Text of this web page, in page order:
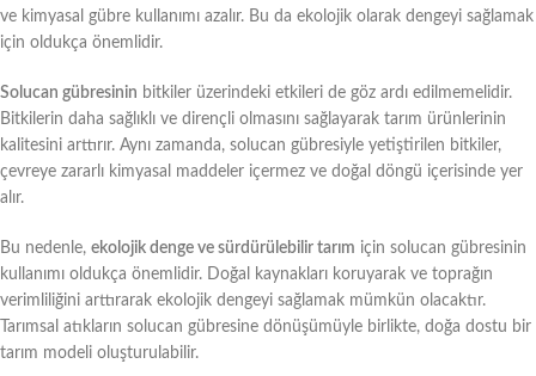
ve kimyasal gübre kullanımı azalır. Bu da ekolojik olarak dengeyi sağlamak
için oldukça önemlidir.
Solucan gübresinin bitkiler üzerindeki etkileri de göz ardı edilmemelidir.
Bitkilerin daha sağlıklı ve dirençli olmasını sağlayarak tarım ürünlerinin
kalitesini arttırır. Aynı zamanda, solucan gübresiyle yetiştirilen bitkiler,
çevreye zararlı kimyasal maddeler içermez ve doğal döngü içerisinde yer
alır.
Bu nedenle, ekolojik denge ve sürdürülebilir tarım için solucan gübresinin
kullanımı oldukça önemlidir. Doğal kaynakları koruyarak ve toprağın
verimliliğini arttırarak ekolojik dengeyi sağlamak mümkün olacaktır.
Tarımsal atıkların solucan gübresine dönüşümüyle birlikte, doğa dostu bir
tarım modeli oluşturulabilir.